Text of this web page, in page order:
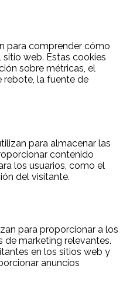
para comprender cómo
web. Estas cookies
sobre métricas, el
rebote, la fuente de
para almacenar las
contenido
los usuarios, como el
del visitante.
para proporcionar a los
de marketing relevantes.
en los sitios web y
anuncios